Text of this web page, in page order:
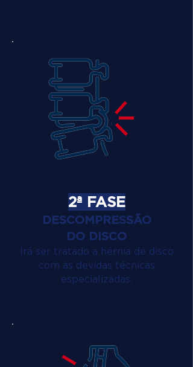
2ª FASE
DESCOMPRESSÃO
DO DISCO
Irá ser tratado a hérnia de disco
com as devidas técnicas
especializadas.